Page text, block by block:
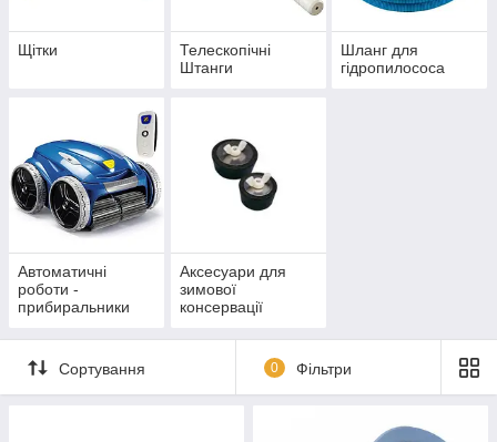
Щітки
Телескопічні
Штанги
Шланг для
гідропилососа
Автоматичні
роботи -
прибиральники
Аксесуари для
зимової
консервації
Сортування 0 Фільтри